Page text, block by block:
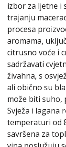
izbor za ljetne i
trajanju
procesa
aromama,
citrusno voće i
sadržavati
živahna, s
ali obično su
može biti suho,
Svježa i lagana
temperaturi od
savršena za